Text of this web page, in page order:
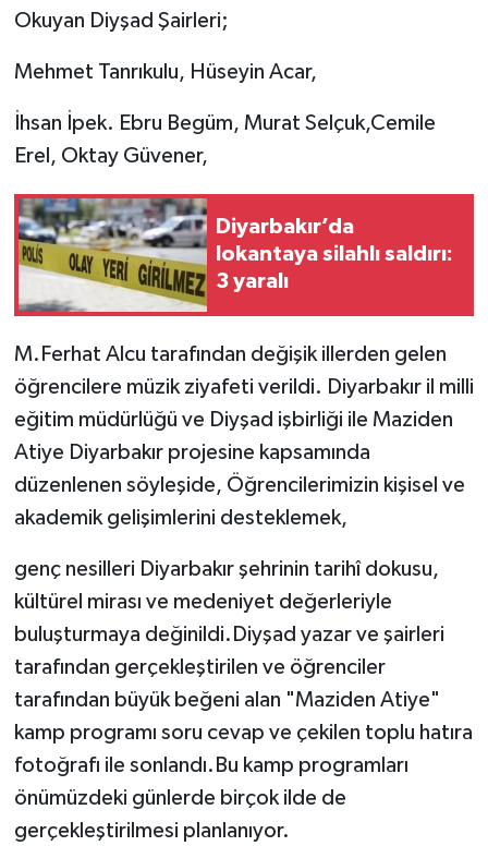
Okuyan Diyşad Şairleri;
Mehmet Tanrıkulu, Hüseyin Acar,
İhsan İpek. Ebru Begüm, Murat Selçuk,Cemile
Erel, Oktay Güvener,
Diyarbakır’da
lokantaya silahlı saldırı:
3 yaralı
M.Ferhat Alcu tarafından değişik illerden gelen
öğrencilere müzik ziyafeti verildi. Diyarbakır il milli
eğitim müdürlüğü ve Diyşad işbirliği ile Maziden
Atiye Diyarbakır projesine kapsamında
düzenlenen söyleşide, Öğrencilerimizin kişisel ve
akademik gelişimlerini desteklemek,
genç nesilleri Diyarbakır şehrinin tarihî dokusu,
kültürel mirası ve medeniyet değerleriyle
buluşturmaya değinildi.Diyşad yazar ve şairleri
tarafından gerçekleştirilen ve öğrenciler
tarafından büyük beğeni alan "Maziden Atiye"
kamp programı soru cevap ve çekilen toplu hatıra
fotoğrafı ile sonlandı.Bu kamp programları
önümüzdeki günlerde birçok ilde de
gerçekleştirilmesi planlanıyor.